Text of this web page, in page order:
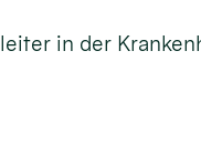
in der